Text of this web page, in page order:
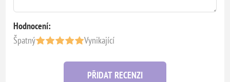
Hodnocení:
Špatný
Vynikající
PŘIDAT RECENZI